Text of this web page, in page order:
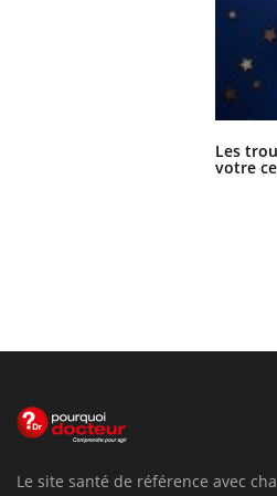
Les
votre
Le site santé de référence avec